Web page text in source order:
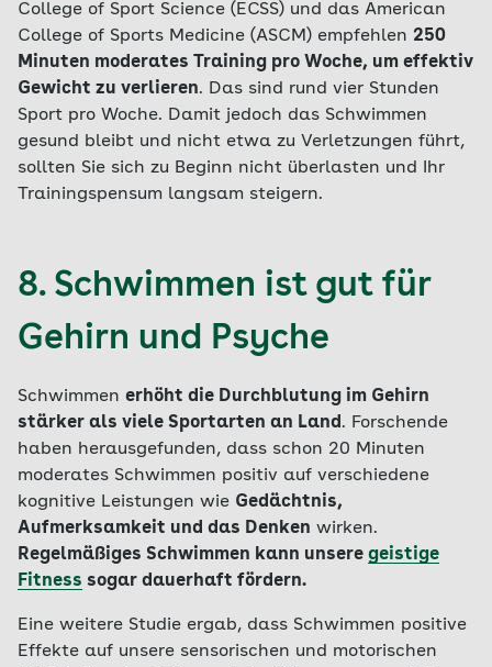
College of Sport Science (ECSS) und das American
College of Sports Medicine (ASCM) empfehlen 250
Minuten moderates Training pro Woche, um effektiv
Gewicht zu verlieren. Das sind rund vier Stunden
Sport pro Woche. Damit jedoch das Schwimmen
gesund bleibt und nicht etwa zu Verletzungen führt,
sollten Sie sich zu Beginn nicht überlasten und Ihr
Trainingspensum langsam steigern.
8. Schwimmen ist gut für
Gehirn und Psyche
Schwimmen erhöht die Durchblutung im Gehirn
stärker als viele Sportarten an Land . Forschende
haben herausgefunden, dass schon 20 Minuten
moderates Schwimmen positiv auf verschiedene
kognitive Leistungen wie Gedächtnis,
Aufmerksamkeit und das Denken wirken.
Regelmäßiges Schwimmen kann unsere geistige
Fitness sogar dauerhaft fördern.
Eine weitere Studie ergab, dass Schwimmen positive
Effekte auf unsere sensorischen und motorischen